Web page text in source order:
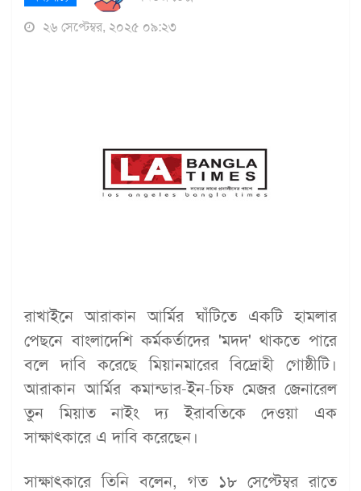
২৬ সেপ্টেম্বর, ২০২৫ ০৯:২৩
রাখাইনে আরাকান আর্মির ঘাঁটিতে একটি হামলার
পেছনে বাংলাদেশি কর্মকর্তাদের 'মদদ' থাকতে পারে
বলে দাবি করেছে মিয়ানমারের বিদ্রোহী গোষ্ঠীটি।
আরাকান আর্মির কমান্ডার-ইন-চিফ মেজর জেনারেল
তুন মিয়াত নাইং দ্য ইরাবতিকে দেওয়া এক
সাক্ষাৎকারে এ দাবি করেছেন।
সাক্ষাৎকারে তিনি বলেন, গত ১৮ সেপ্টেম্বর রাতে